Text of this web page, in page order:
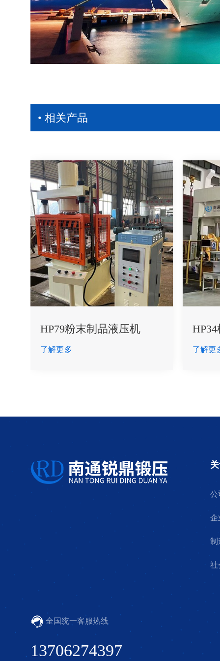
• 相关产品
HP79粉末制品液压机
了解更多 了解更
全国统一客服热线
13706274397
公
企
制
社